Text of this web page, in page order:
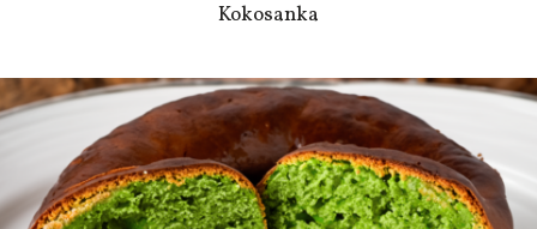
Kokosanka